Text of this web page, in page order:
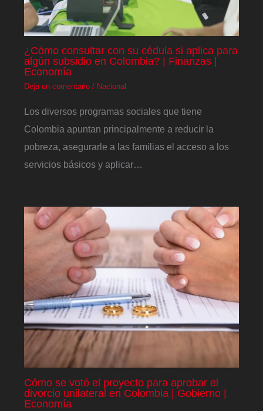
¿Cómo consultar con su cédula si aplica para
algún subsidio en Colombia? | Finanzas |
Economía
Deja un comentario / Nacional
Los diversos programas sociales que tiene
Colombia apuntan principalmente a reducir la
pobreza, asegurarle a las familias el acceso a los
servicios básicos y aplicar…
Cómo se votó el proyecto para aprobar el
divorcio unilateral en Colombia | Gobierno |
Economía